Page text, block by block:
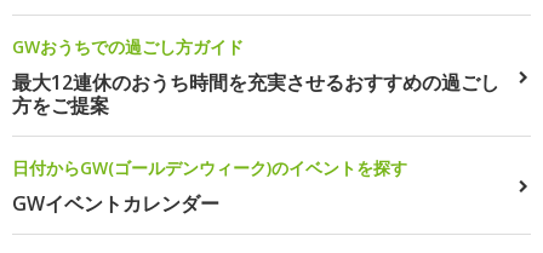
GWおうちでの過ごし方ガイド
最大12連休のおうち時間を充実させるおすすめの過ごし
方をご提案
日付からGW(ゴールデンウィーク)のイベントを探す
GWイベントカレンダー